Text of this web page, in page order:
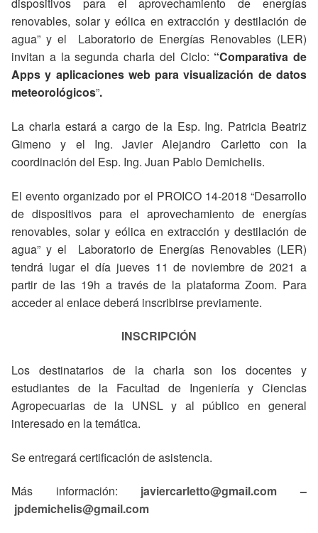
dispositivos para el aprovechamiento de energías
renovables, solar y eólica en extracción y destilación de
agua” y el Laboratorio de Energías Renovables (LER)
invitan a la segunda charla del Ciclo: “Comparativa de
Apps y aplicaciones web para visualización de datos
meteorológicos”.
La charla estará a cargo de la Esp. Ing. Patricia Beatriz
Gimeno y el Ing. Javier Alejandro Carletto con la
coordinación del Esp. Ing. Juan Pablo Demichelis.
El evento organizado por el PROICO 14-2018 “Desarrollo
de dispositivos para el aprovechamiento de energías
renovables, solar y eólica en extracción y destilación de
agua” y el Laboratorio de Energías Renovables (LER)
tendrá lugar el día jueves 11 de noviembre de 2021 a
partir de las 19h a través de la plataforma Zoom. Para
acceder al enlace deberá inscribirse previamente.
INSCRIPCIÓN
Los destinatarios de la charla son los docentes y
estudiantes de la Facultad de Ingeniería y Ciencias
Agropecuarias de la UNSL y al público en general
interesado en la temática.
Se entregará certificación de asistencia.
Más información: javiercarletto@gmail.com –
jpdemichelis@gmail.com